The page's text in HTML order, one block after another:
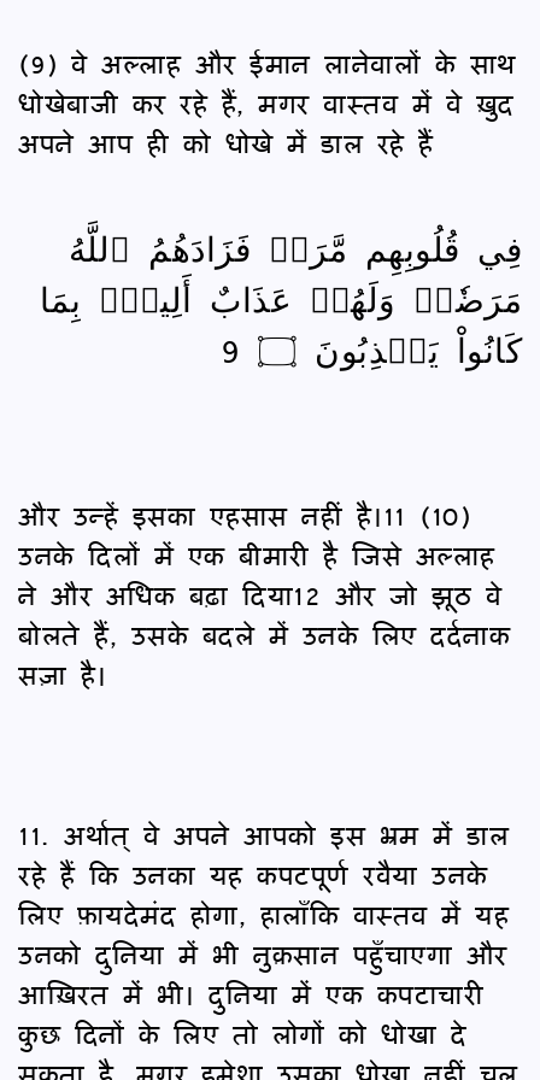
(9) वे अल्लाह और ईमान लानेवालों के साथ
धोखेबाजी कर रहे हैं, मगर वास्तव में वे ख़ुद
अपने आप ही को धोखे में डाल रहे हैं
فِي قُلُوبِهِم مَّرَضٞ فَزَادَهُمُ ٱللَّهُ
مَرَضٗاۖ وَلَهُمۡ عَذَابٌ أَلِيمُۢ بِمَا
كَانُواْ يَكۡذِبُونَ ۝ 9
और उन्हें इसका एहसास नहीं है।11 (10)
उनके दिलों में एक बीमारी है जिसे अल्लाह
ने और अधिक बढ़ा दिया12 और जो झूठ वे
बोलते हैं, उसके बदले में उनके लिए दर्दनाक
सज़ा है।
11. अर्थात् वे अपने आपको इस भ्रम में डाल
रहे हैं कि उनका यह कपटपूर्ण रवैया उनके
लिए फ़ायदेमंद होगा, हालाँकि वास्तव में यह
उनको दुनिया में भी नुक़सान पहुँचाएगा और
आख़िरत में भी। दुनिया में एक कपटाचारी
कुछ दिनों के लिए तो लोगों को धोखा दे